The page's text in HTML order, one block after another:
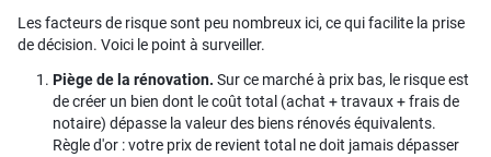
Les facteurs de risque sont peu nombreux ici, ce qui facilite la prise
de décision. Voici le point à surveiller.
Piège de la rénovation. Sur ce marché à prix bas, le risque est
de créer un bien dont le coût total (achat + travaux + frais de
notaire) dépasse la valeur des biens rénovés équivalents.
Règle d'or : votre prix de revient total ne doit jamais dépasser